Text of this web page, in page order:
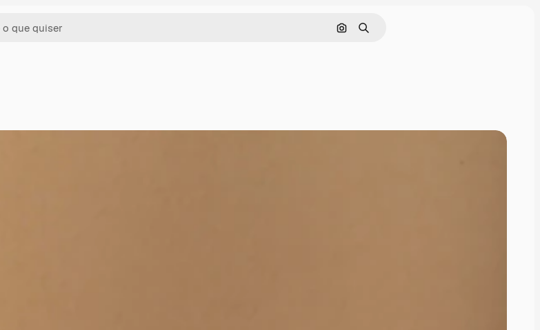
Pesquisar por imagem
Buscar